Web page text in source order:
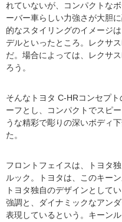
れていないが、コンパクトな
ーバー車らしい力強さが大胆
的なスタイリングのイメージは
デルといったところ。レクサ
だ。場合によっては、レクサ
ろう。
そんなトヨタ C-HRコンセプ
ーフとし、コンパクトでスピ
うな精彩で彫りの深いボディ
た。
フロントフェイスは、トヨタ
ルック。トヨタは、このキー
トヨタ独自のデザインとして
強調と、ダイナミックなアン
表現しているという。キーン